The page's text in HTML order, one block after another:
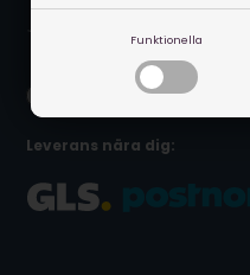
Funktionella
Leverans nära dig: